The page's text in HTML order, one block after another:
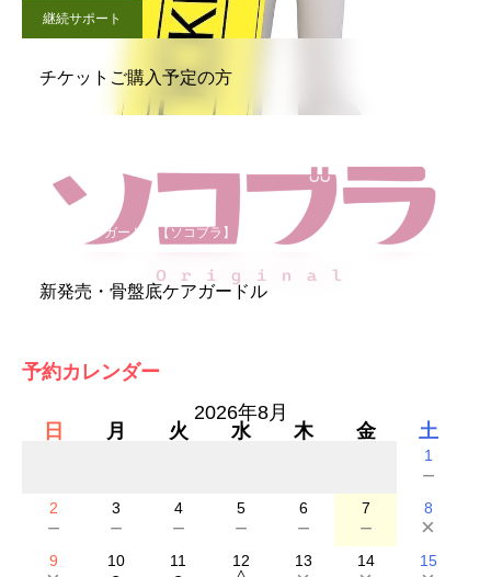
継続サポート
チケットご購入予定の方
骨盤底ケアガードル【ソコブラ】
新発売・骨盤底ケアガードル
予約カレンダー
2026年8月
日
月 火 水 木 金 土
1
－
2
－
3
－
4
－
5
－
6
－
7
－
8
×
9 10 11 12 13 14 15